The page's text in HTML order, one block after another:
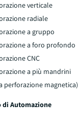
verticale
radiale
a gruppo
a foro profondo
CNC
a più mandrini
perforazione magnetica)
di Automazione